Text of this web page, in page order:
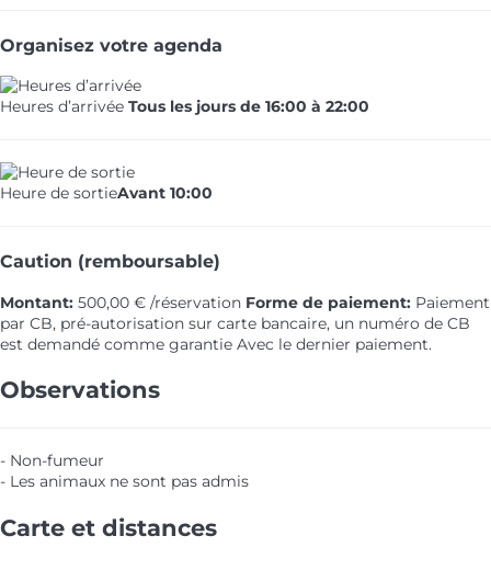
Organisez votre agenda
Heures d’arrivée Tous les jours de 16:00 à 22:00
Heure de sortieAvant 10:00
Caution (remboursable)
Montant: 500,00 € /réservation Forme de paiement: Paiement
par CB, pré-autorisation sur carte bancaire, un numéro de CB
est demandé comme garantie Avec le dernier paiement.
Observations
- Non-fumeur
- Les animaux ne sont pas admis
Carte et distances